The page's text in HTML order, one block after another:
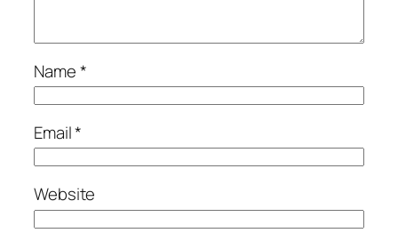
Name*
Email*
Website